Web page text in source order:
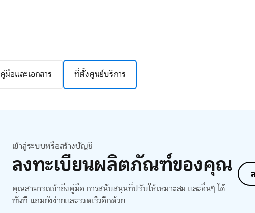
คู่มือและเอกสาร ที่ตั้งศูนย์บริการ
เข้าสู่ระบบหรือสร้างบัญชี
ลงทะเบียนผลิตภัณฑ์ของคุณ
คุณสามารถเข้าถึงคู่มือ การสนับสนุนที่ปรับให้เหมาะสม และอื่นๆ ได้
ทันที แถมยังง่ายและรวดเร็วอีกด้วย